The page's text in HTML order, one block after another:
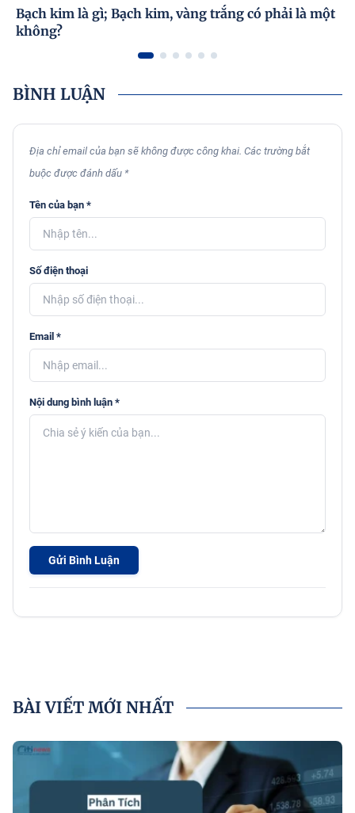
Bạch kim là gì; Bạch kim, vàng trắng có phải là một
không?
BÌNH LUẬN
Địa chỉ email của bạn sẽ không được công khai. Các trường bắt
buộc được đánh dấu *
Tên của bạn *
Số điện thoại
Email *
Nội dung bình luận *
Gửi Bình Luận
BÀI VIẾT MỚI NHẤT